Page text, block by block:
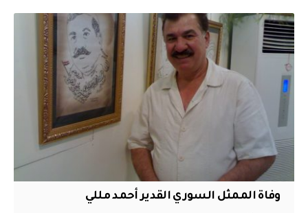
وفاة الممثل السوري القدير أحمد مللي